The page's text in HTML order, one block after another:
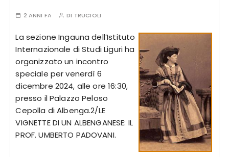
2 ANNI FA DI TRUCIOLI
La sezione Ingauna dell’Istituto
Internazionale di Studi Liguri ha
organizzato un incontro
speciale per venerdì 6
dicembre 2024, alle ore 16:30,
presso il Palazzo Peloso
Cepolla di Albenga.2/LE
VIGNETTE DI UN ALBENGANESE: IL
PROF. UMBERTO PADOVANI.